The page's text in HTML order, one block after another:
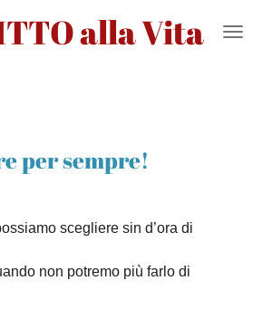
alla Vita
per sempre!
scegliere sin d’ora di
non potremo più farlo di